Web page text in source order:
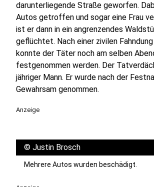
darunterliegende Straße geworfen.
Autos getroffen und sogar eine Frau
ist er dann in ein angrenzendes
geflüchtet. Nach einer zivilen
konnte der Täter noch am selben
festgenommen werden. Der
jähriger Mann. Er wurde nach der
Gewahrsam genommen.
Anzeige
© Justin Brosch
Mehrere Autos wurden beschädigt.